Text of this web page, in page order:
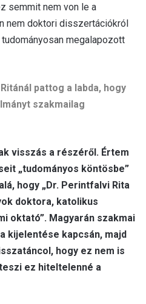
semmit nem von le a
nem doktori disszertációkról
megalapozott
pattog a labda, hogy
szakmailag
visszás a részéről. Értem
„tudományos köntösbe”
hogy „Dr. Perintfalvi Rita
doktora, katolikus
oktató”. Magyarán szakmai
kijelentése kapcsán, majd
hogy ez nem is
ez hiteltelenné a